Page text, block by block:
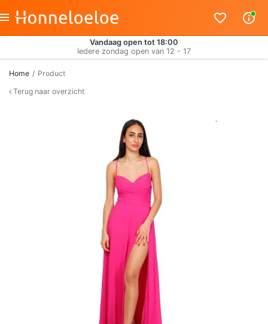
Vandaag open tot 18:00
Iedere zondag open van 12 - 17
Home
Product
Terug naar overzicht